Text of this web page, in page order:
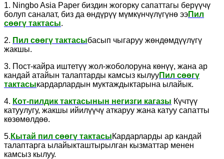
1. Ningbo Asia Paper биздин жогорку сапаттагы берүүчү
болуп саналат, биз да өндүрүү мүмкүнчүлүгүнө ээПил
сөөгү тактасы.
2. Пил сөөгү тактасыбасып чыгаруу жөндөмдүүлүгү
жакшы.
3. Пост-кайра иштетүү жол-жоболоруна көнүү, жана ар
кандай атайын талаптарды камсыз кылууПил сөөгү
тактасыкардарлардын муктаждыктарына ылайык.
4. Кот-пилдик тактасынын негизги кагазы Күчтүү
катуулугу, жакшы ийилүүчү аткаруу жана катуу сапатты
көзөмөлдөө.
5. Кытай пил сөөгү тактасыКардарларды ар кандай
талаптарга ылайыкташтырылган кызматтар менен
камсыз кылуу.